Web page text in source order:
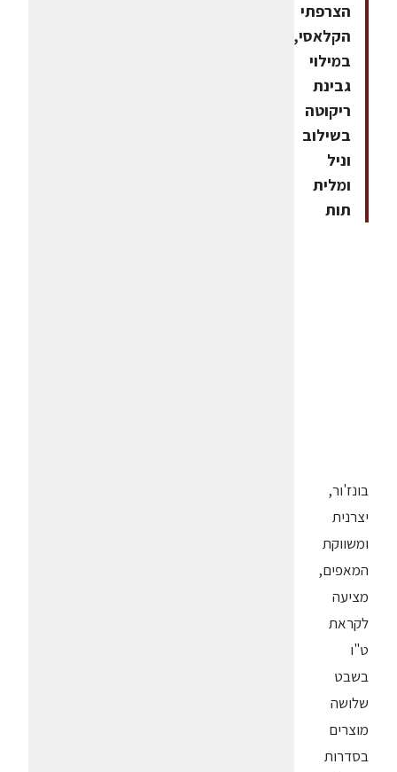
הצרפתי
הקלאסי,
במילוי
גבינת
ריקוטה
בשילוב
וניל
ומלית
תות
בונז'ור,
יצרנית
ומשווקת
המאפים,
מציעה
לקראת
ט"ו
בשבט
שלושה
מוצרים
בסדרות